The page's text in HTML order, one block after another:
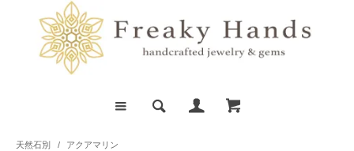
天然石別 / アクアマリン